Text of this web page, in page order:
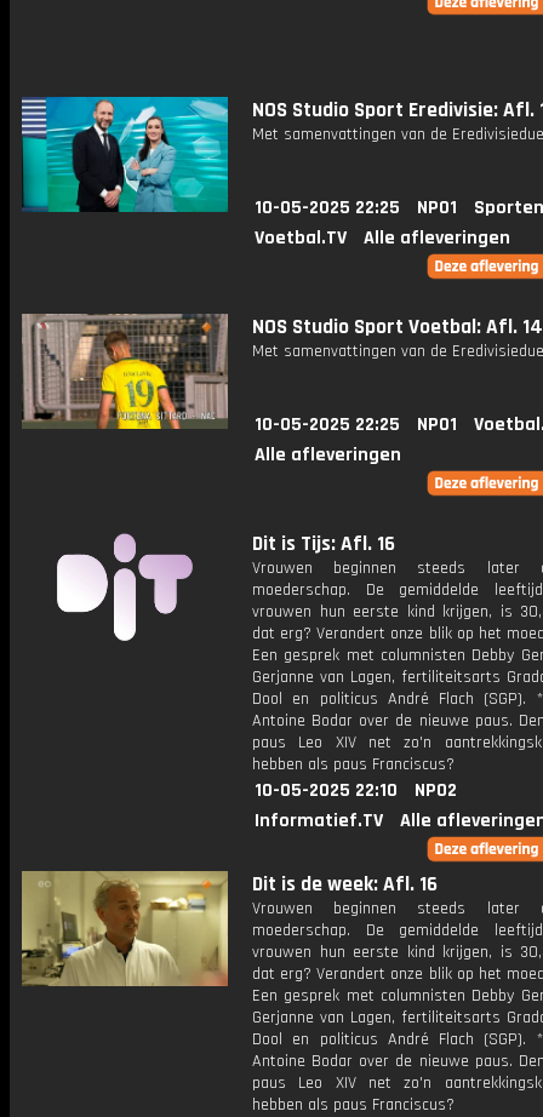
NOS Studio Sport Eredivisie: Afl.
Met samenvattingen van de
10-05-2025 22:25 NPO1
Voetbal.TV
Alle afleveringen
NOS Studio Sport Voetbal: Afl. 14
Met samenvattingen van de
10-05-2025 22:25 NPO1
Alle afleveringen
Dit is Tijs: Afl. 16
Vrouwen beginnen steeds later
moederschap. De gemiddelde
vrouwen hun eerste kind krijgen, is
dat erg? Verandert onze blik op het
Een gesprek met columnisten Debby
Gerjanne van Lagen, fertiliteitsarts
Dool en politicus André Flach (SGP).
Antoine Bodar over de nieuwe paus.
paus Leo XIV net zo'n
hebben als paus Franciscus?
10-05-2025 22:10
NPO2
Informatief.TV
Alle
Dit is de week: Afl. 16
Vrouwen beginnen steeds later
moederschap. De gemiddelde
vrouwen hun eerste kind krijgen, is
dat erg? Verandert onze blik op het
Een gesprek met columnisten Debby
Gerjanne van Lagen, fertiliteitsarts
Dool en politicus André Flach (SGP).
Antoine Bodar over de nieuwe paus.
paus Leo XIV net zo'n
hebben als paus Franciscus?